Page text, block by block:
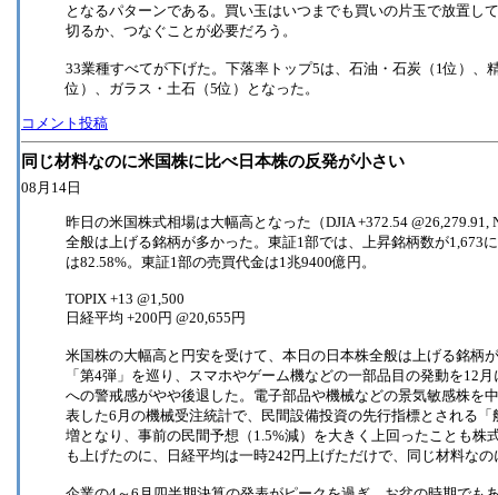
となるパターンである。買い玉はいつまでも買いの片玉で放置し
切るか、つなぐことが必要だろう。
33業種すべてが下げた。下落率トップ5は、石油・石炭（1位）、
位）、ガラス・土石（5位）となった。
コメント投稿
同じ材料なのに米国株に比べ日本株の反発が小さい
08月14日
昨日の米国株式相場は大幅高となった（DJIA +372.54 @26,279.91,
全般は上げる銘柄が多かった。東証1部では、上昇銘柄数が1,673
は82.58%。東証1部の売買代金は1兆9400億円。
TOPIX +13 @1,500
日経平均 +200円 @20,655円
米国株の大幅高と円安を受けて、本日の日本株全般は上げる銘柄
「第4弾」を巡り、スマホやゲーム機などの一部品目の発動を12
への警戒感がやや後退した。電子部品や機械などの景気敏感株を
表した6月の機械受注統計で、民間設備投資の先行指標とされる
増となり、事前の民間予想（1.5%減）を大きく上回ったことも株
も上げたのに、日経平均は一時242円上げただけで、同じ材料な